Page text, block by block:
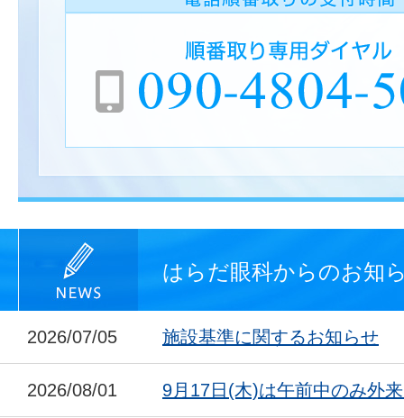
はらだ眼科からのお知
2026/07/05 施設基準に関するお知らせ
2026/08/01 9月17日(木)は午前中のみ外